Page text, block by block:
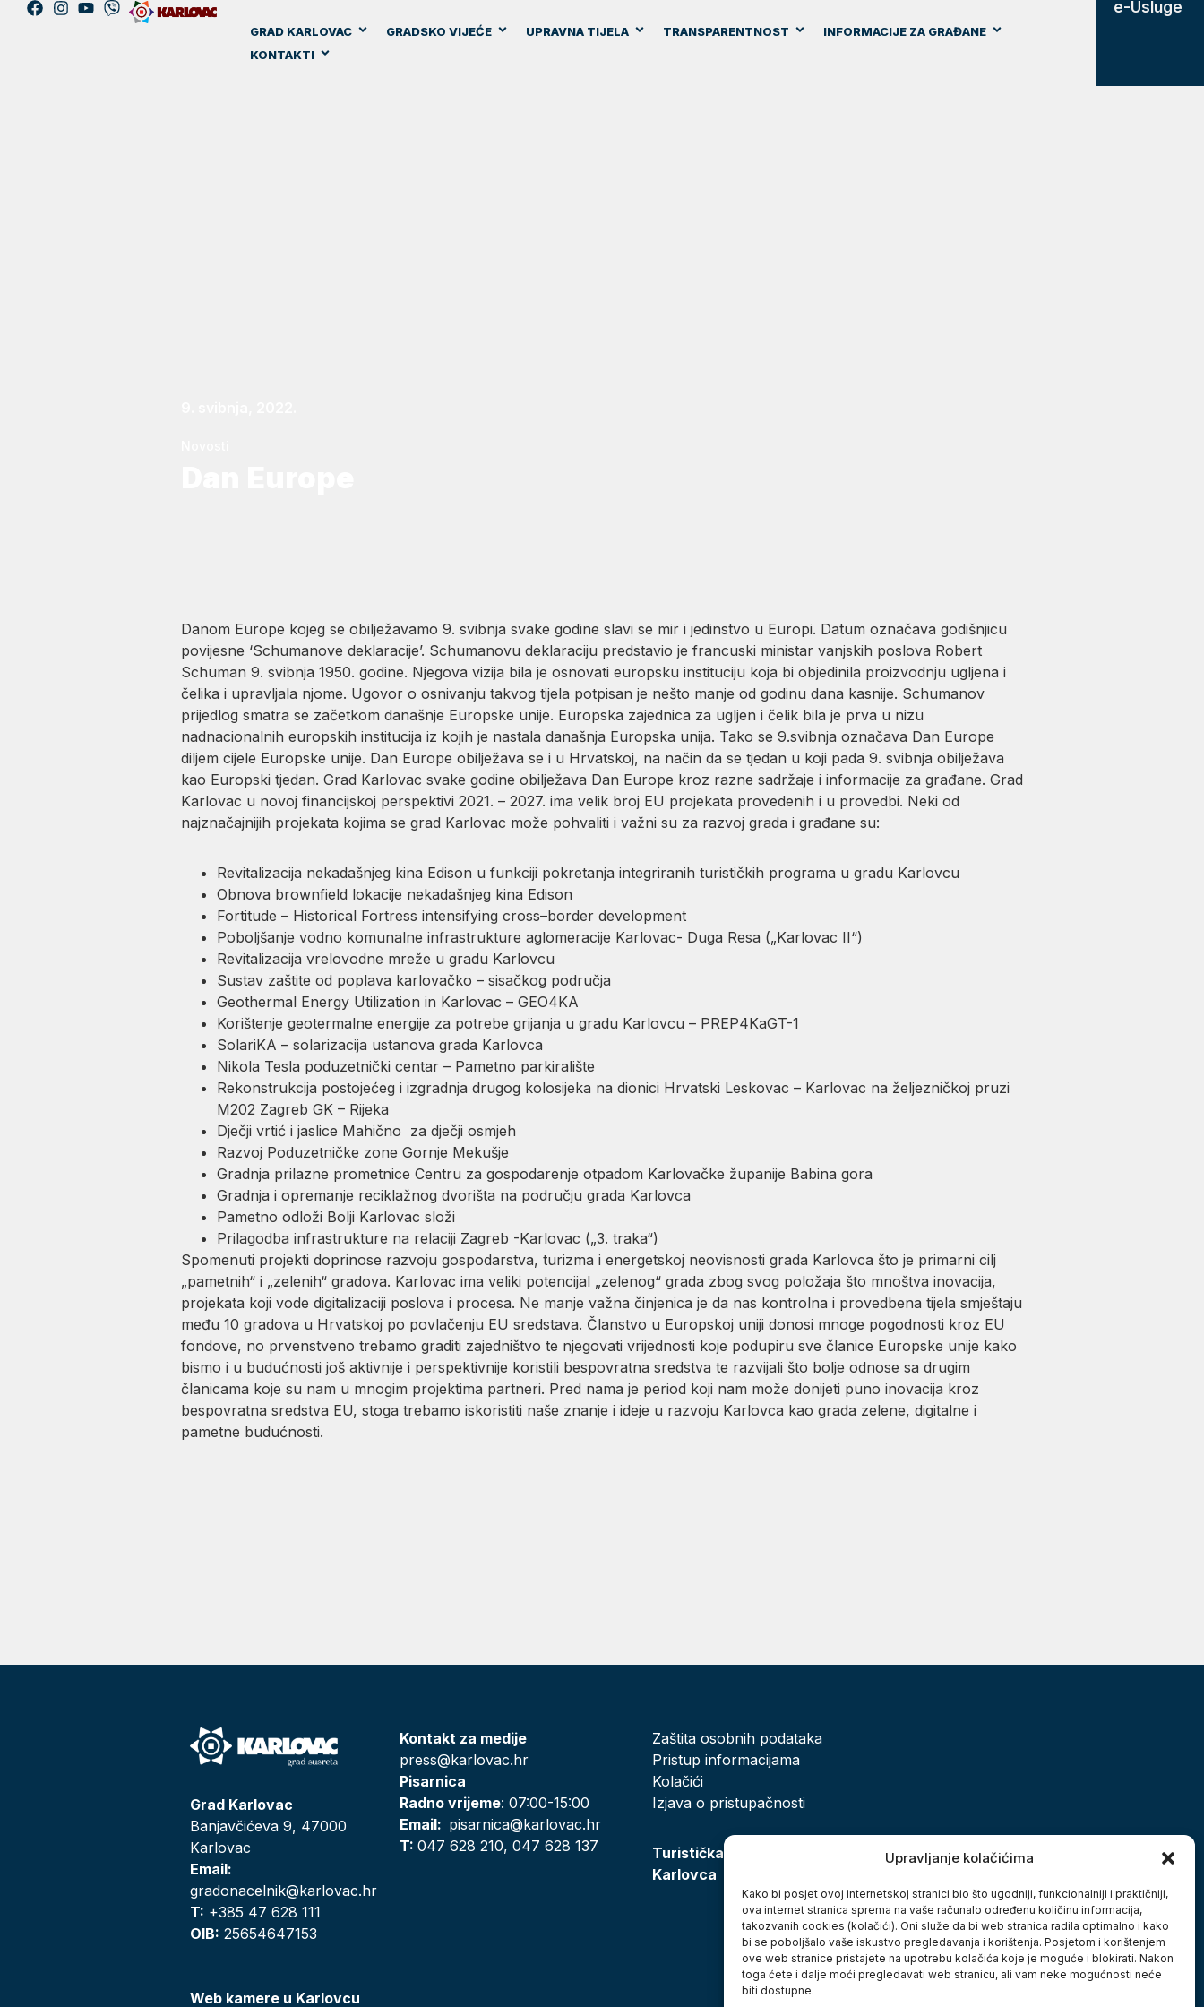
Upravljanje kolačićima
Kako bi posjet ovoj internetskoj stranici bio što ugodniji, funkcionalniji i praktičniji,
ova internet stranica sprema na vaše računalo određenu količinu informacija,
takozvanih cookies (kolačići). Oni služe da bi web stranica radila optimalno i kako
bi se poboljšalo vaše iskustvo pregledavanja i korištenja. Posjetom i korištenjem
ove web stranice pristajete na upotrebu kolačića koje je moguće i blokirati. Nakon
toga ćete i dalje moći pregledavati web stranicu, ali vam neke mogućnosti neće
biti dostupne.
GRAD KARLOVAC GRADSKO VIJEĆE UPRAVNA TIJELA TRANSPARENTNOST
INFORMACIJE ZA GRAĐANE
KONTAKTI
e-Usluge
Danom Europe kojeg se obilježavamo 9. svibnja svake godine slavi se mir i jedinstvo u Europi. Datum označava godišnjicu
povijesne ‘Schumanove deklaracije’. Schumanovu deklaraciju predstavio je francuski ministar vanjskih poslova Robert
Schuman 9. svibnja 1950. godine. Njegova vizija bila je osnovati europsku instituciju koja bi objedinila proizvodnju ugljena i
čelika i upravljala njome. Ugovor o osnivanju takvog tijela potpisan je nešto manje od godinu dana kasnije. Schumanov
prijedlog smatra se začetkom današnje Europske unije. Europska zajednica za ugljen i čelik bila je prva u nizu
nadnacionalnih europskih institucija iz kojih je nastala današnja Europska unija. Tako se 9.svibnja označava Dan Europe
diljem cijele Europske unije. Dan Europe obilježava se i u Hrvatskoj, na način da se tjedan u koji pada 9. svibnja obilježava
kao Europski tjedan. Grad Karlovac svake godine obilježava Dan Europe kroz razne sadržaje i informacije za građane. Grad
Karlovac u novoj financijskoj perspektivi 2021. – 2027. ima velik broj EU projekata provedenih i u provedbi. Neki od
najznačajnijih projekata kojima se grad Karlovac može pohvaliti i važni su za razvoj grada i građane su:
Revitalizacija nekadašnjeg kina Edison u funkciji pokretanja integriranih turističkih programa u gradu Karlovcu
Obnova brownfield lokacije nekadašnjeg kina Edison
Fortitude – Historical Fortress intensifying cross–border development
Poboljšanje vodno komunalne infrastrukture aglomeracije Karlovac- Duga Resa („Karlovac II“)
Revitalizacija vrelovodne mreže u gradu Karlovcu
Sustav zaštite od poplava karlovačko – sisačkog područja
Geothermal Energy Utilization in Karlovac – GEO4KA
Korištenje geotermalne energije za potrebe grijanja u gradu Karlovcu – PREP4KaGT-1
SolariKA – solarizacija ustanova grada Karlovca
Nikola Tesla poduzetnički centar – Pametno parkiralište
Rekonstrukcija postojećeg i izgradnja drugog kolosijeka na dionici Hrvatski Leskovac – Karlovac na željezničkoj pruzi
M202 Zagreb GK – Rijeka
Dječji vrtić i jaslice Mahično za dječji osmjeh
Razvoj Poduzetničke zone Gornje Mekušje
Gradnja prilazne prometnice Centru za gospodarenje otpadom Karlovačke županije Babina gora
Gradnja i opremanje reciklažnog dvorišta na području grada Karlovca
Pametno odloži Bolji Karlovac složi
Prilagodba infrastrukture na relaciji Zagreb -Karlovac („3. traka“)
Spomenuti projekti doprinose razvoju gospodarstva, turizma i energetskoj neovisnosti grada Karlovca što je primarni cilj
„pametnih“ i „zelenih“ gradova. Karlovac ima veliki potencijal „zelenog“ grada zbog svog položaja što mnoštva inovacija,
projekata koji vode digitalizaciji poslova i procesa. Ne manje važna činjenica je da nas kontrolna i provedbena tijela smještaju
među 10 gradova u Hrvatskoj po povlačenju EU sredstava. Članstvo u Europskoj uniji donosi mnoge pogodnosti kroz EU
fondove, no prvenstveno trebamo graditi zajedništvo te njegovati vrijednosti koje podupiru sve članice Europske unije kako
bismo i u budućnosti još aktivnije i perspektivnije koristili bespovratna sredstva te razvijali što bolje odnose sa drugim
članicama koje su nam u mnogim projektima partneri. Pred nama je period koji nam može donijeti puno inovacija kroz
bespovratna sredstva EU, stoga trebamo iskoristiti naše znanje i ideje u razvoju Karlovca kao grada zelene, digitalne i
pametne budućnosti.
Grad Karlovac
Banjavčićeva 9, 47000
Karlovac
Email:
gradonacelnik@karlovac.hr
T: +385 47 628 111
OIB: 25654647153
Web kamere u Karlovcu
Kontakt za medije
press@karlovac.hr
Pisarnica
Radno vrijeme: 07:00-15:00
Email: pisarnica@karlovac.hr
T:047 628 210, 047 628 137
Zaštita osobnih podataka
Pristup informacijama
Kolačići
Izjava o pristupačnosti
Turistička zajednica grada
Karlovca